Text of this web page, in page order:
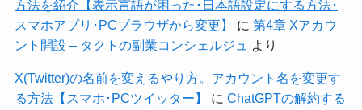
方法を紹介【表示言語が困った･日本語設定にする方法･
スマホアプリ･PCブラウザから変更】
に 第4章 Xアカウ
ント開設 – タクトの副業コンシェルジュ
より
X(Twitter)の名前を変えるやり方。アカウント名を変更す
る方法【スマホ･PCツイッター】
に ChatGPTの解約する